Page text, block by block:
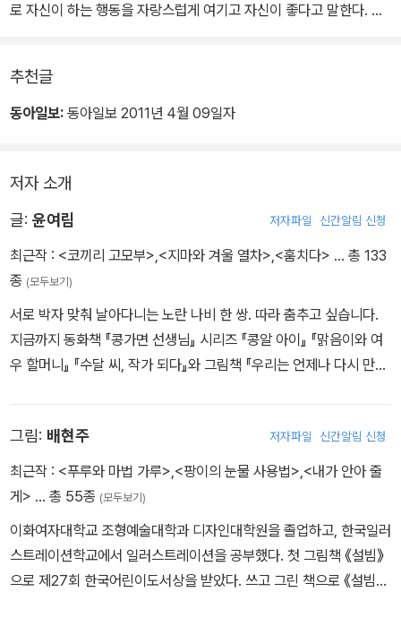
로 자신이 하는 행동을 자랑스럽게 여기고 자신이 좋다고 말한다. 아
각 장면마다 유아의 성장과 일상이 자연스럽게 담겨 있다. 또한 반복
책 속 아이들의 모습에 공감하며 위안과 안도감을 얻게 된다. 그리고
자연스럽게 ‘나는 내가 좋아요.’라는 말을 흥얼거리며 따라 말하게 될
추천글
동아일보: 동아일보 2011년 4월 09일자
저자 소개
글: 윤여림 저자파일 신간알림 신청
최근작 : <코끼리 고모부>,<지마와 겨울 열차>,<훔치다> … 총 133
종 (모두보기)
서로 박자 맞춰 날아다니는 노란 나비 한 쌍. 따라 춤추고 싶습니다.
지금까지 동화책 『콩가면 선생님』 시리즈 『콩알 아이』 『맑음이와 여
우 할머니』 『수달 씨, 작가 되다』와 그림책 『우리는 언제나 다시 만
그림: 배현주 저자파일 신간알림 신청
최근작 : <푸루와 마법 가루>,<팡이의 눈물 사용법>,<내가 안아 줄
게> … 총 55종 (모두보기)
이화여자대학교 조형예술대학과 디자인대학원을 졸업하고, 한국일러
스트레이션학교에서 일러스트레이션을 공부했다. 첫 그림책 《설빔》
으로 제27회 한국어린이도서상을 받았다. 쓰고 그린 책으로 《설빔》,